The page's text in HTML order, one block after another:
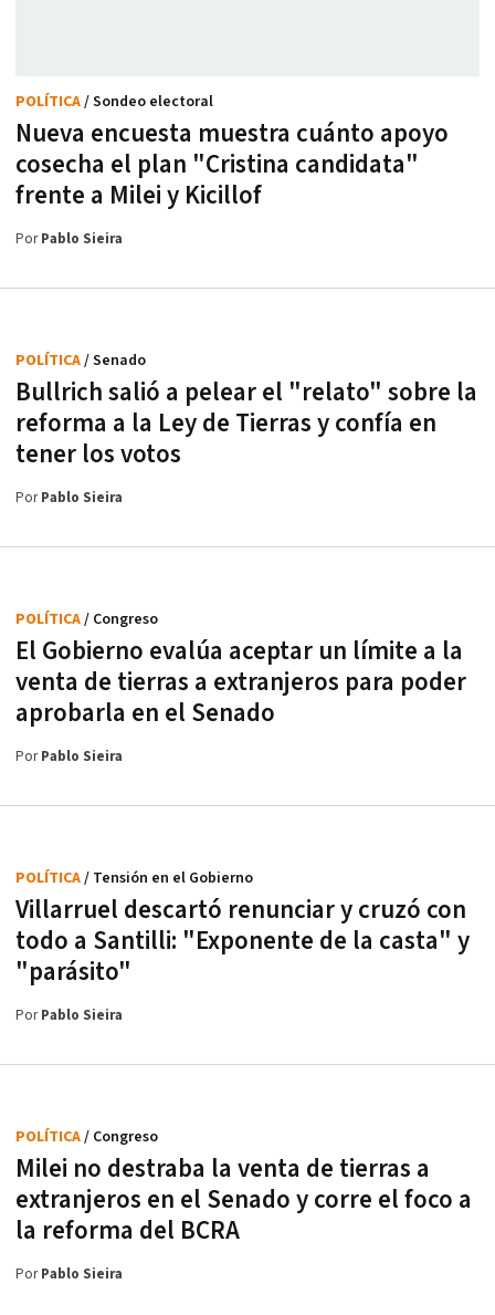
Nueva encuesta muestra cuánto apoyo
cosecha el plan "Cristina candidata"
frente a Milei y Kicillof
POLÍTICA/ Sondeo electoral
PorPablo Sieira
Bullrich salió a pelear el "relato" sobre la
reforma a la Ley de Tierras y confía en
tener los votos
POLÍTICA/ Senado
PorPablo Sieira
El Gobierno evalúa aceptar un límite a la
venta de tierras a extranjeros para poder
aprobarla en el Senado
POLÍTICA/ Congreso
PorPablo Sieira
Villarruel descartó renunciar y cruzó con
todo a Santilli: "Exponente de la casta" y
"parásito"
POLÍTICA/ Tensión en el Gobierno
PorPablo Sieira
Milei no destraba la venta de tierras a
extranjeros en el Senado y corre el foco a
la reforma del BCRA
POLÍTICA/ Congreso
PorPablo Sieira